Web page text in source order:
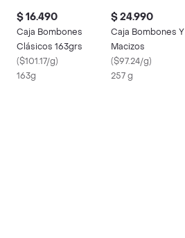
$ 16.490
Caja Bombones
Clásicos 163grs
($101.17/g)
163g
$ 24.990
Caja Bombones Y
Macizos
($97.24/g)
257 g